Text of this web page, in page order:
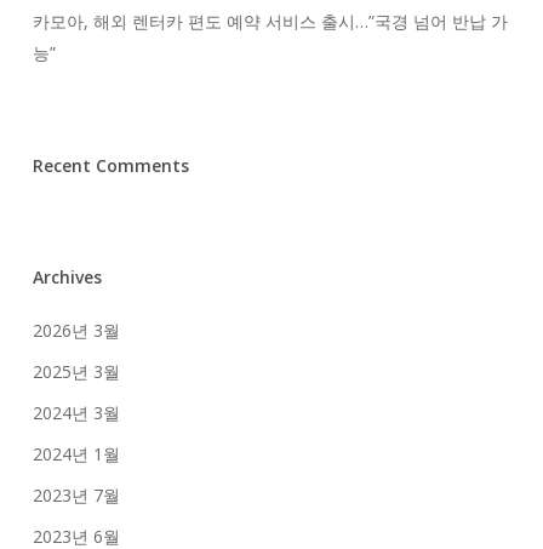
카모아, 해외 렌터카 편도 예약 서비스 출시…”국경 넘어 반납 가
능”
Recent Comments
Archives
2026년 3월
2025년 3월
2024년 3월
2024년 1월
2023년 7월
2023년 6월